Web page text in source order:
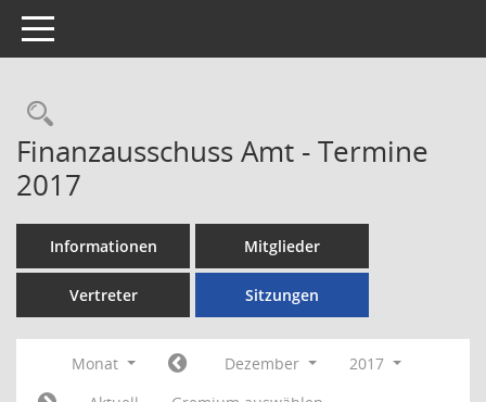
Toggle navigation
Rechercheauswahl
Finanzausschuss Amt - Termine
2017
Informationen Mitglieder
Vertreter Sitzungen
Monat Dezember
2017